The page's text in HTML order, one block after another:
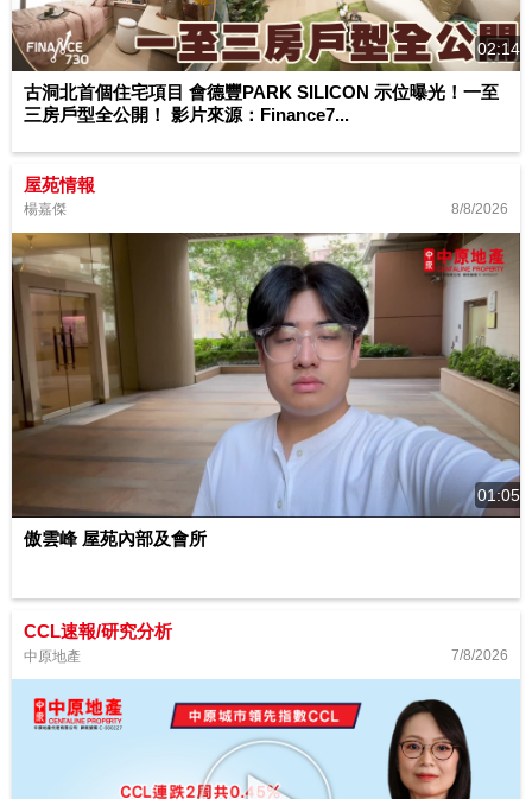
02:14
古洞北首個住宅項目 會德豐PARK SILICON 示位曝光！一至
三房戶型全公開！ 影片來源：Finance7...
屋苑情報
楊嘉傑 8/8/2026
01:05
傲雲峰 屋苑內部及會所
CCL速報/研究分析
中原地產 7/8/2026